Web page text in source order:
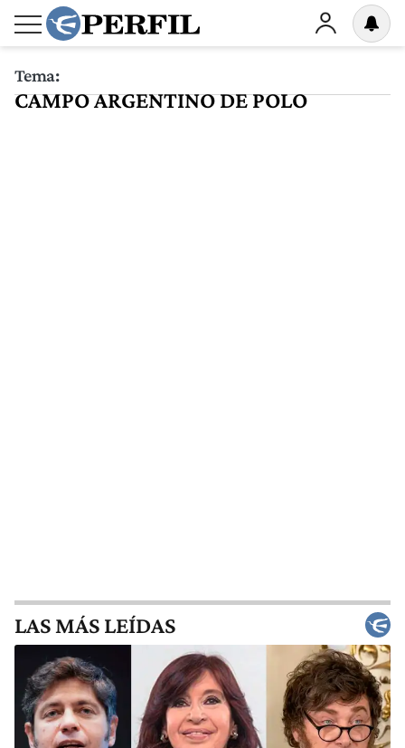
Tema:
CAMPO ARGENTINO DE POLO
LAS MÁS LEÍDAS